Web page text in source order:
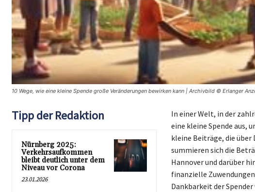
10 Wege, wie eine kleine Spende große Veränderungen bewirken kann | Archivbild © Erlanger
Tipp der Redaktion
Nürnberg 2025:
Verkehrsaufkommen
bleibt deutlich unter dem
Niveau vor Corona
23.01.2026
In einer Welt, in der
eine kleine Spende aus,
kleine Beiträge, die
summieren sich die
Hannover und darüber
finanzielle
Dankbarkeit der